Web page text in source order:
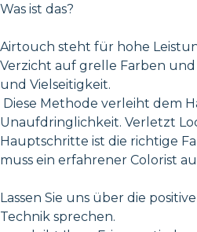
Was ist das?
Airtouch steht für hohe
Verzicht auf grelle Farben
und Vielseitigkeit.
Diese Methode verleiht dem
Unaufdringlichkeit. Verletzt
Hauptschritte ist die richtige
muss ein erfahrener Colorist
Lassen Sie uns über die
Technik sprechen.